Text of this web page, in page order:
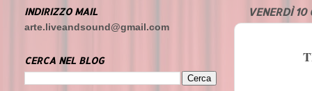
VENERDÌ
INDIRIZZO MAIL
arte.liveandsound@gmail.com
CERCA NEL BLOG